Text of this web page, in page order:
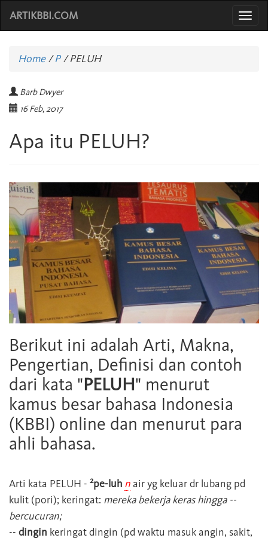
ARTIKBBI.COM
Home/P /PELUH
Barb Dwyer
16 Feb, 2017
Apa itu PELUH?
Berikut ini adalah Arti, Makna,
Pengertian, Definisi dan contoh
dari kata "PELUH" menurut
kamus besar bahasa Indonesia
(KBBI) online dan menurut para
ahli bahasa.
Arti kata PELUH - 2pe-luh nair yg keluar dr lubang pd
kulit (pori); keringat: mereka bekerja keras hingga --
bercucuran;
-- dingin keringat dingin (pd waktu masuk angin, sakit,